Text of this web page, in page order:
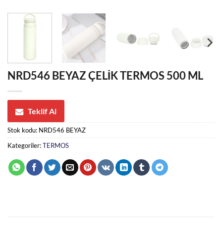
NRD546 BEYAZ ÇELİK TERMOS 500 ML
Teklif Al
Stok kodu: NRD546 BEYAZ
Kategoriler:TERMOS